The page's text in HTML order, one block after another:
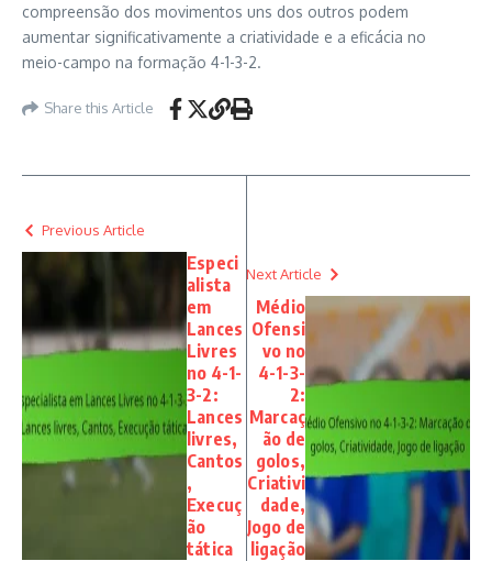
compreensão dos movimentos uns dos outros podem
aumentar significativamente a criatividade e a eficácia no
meio-campo na formação 4-1-3-2.
Share this Article
Previous Article
Especi
alista
em
Lances
Livres
no 4-1-
3-2:
Lances
livres,
Cantos
,
Execuç
ão
tática
Next Article
Médio
Ofensi
vo no
4-1-3-
2:
Marcaç
ão de
golos,
Criativi
dade,
Jogo de
ligação